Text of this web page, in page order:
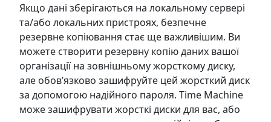
Якщо дані зберігаються на локальному сервері
та/або локальних пристроях, безпечне
резервне копіювання стає ще важливішим. Ви
можете створити резервну копію даних вашої
організації на зовнішньому жорсткому диску,
але обов’язково зашифруйте цей жорсткий диск
за допомогою надійного пароля. Time Machine
може зашифрувати жорсткі диски для вас, або